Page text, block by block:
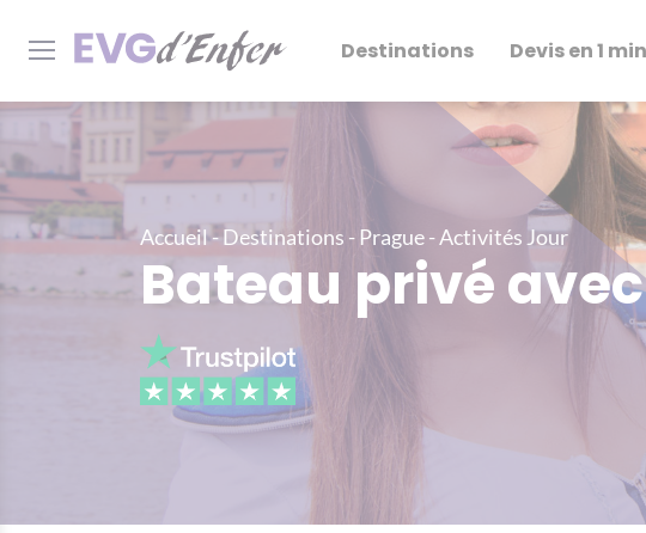
Destinations Devis en 1
Accueil-Destinations -Prague-Activités Jour
Bateau privé